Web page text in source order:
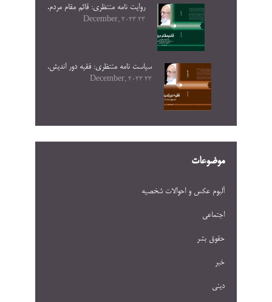
روایت نامه منتظری: قائم مقام مردم.
23 December, 2023
سیاست نامه منتظری: فقیه دور اندیش.
23 December, 2023
موضوعات
آلبوم عکس و احوالات شخصيه
اجتماعی
حقوق بشر
خبر
دینی